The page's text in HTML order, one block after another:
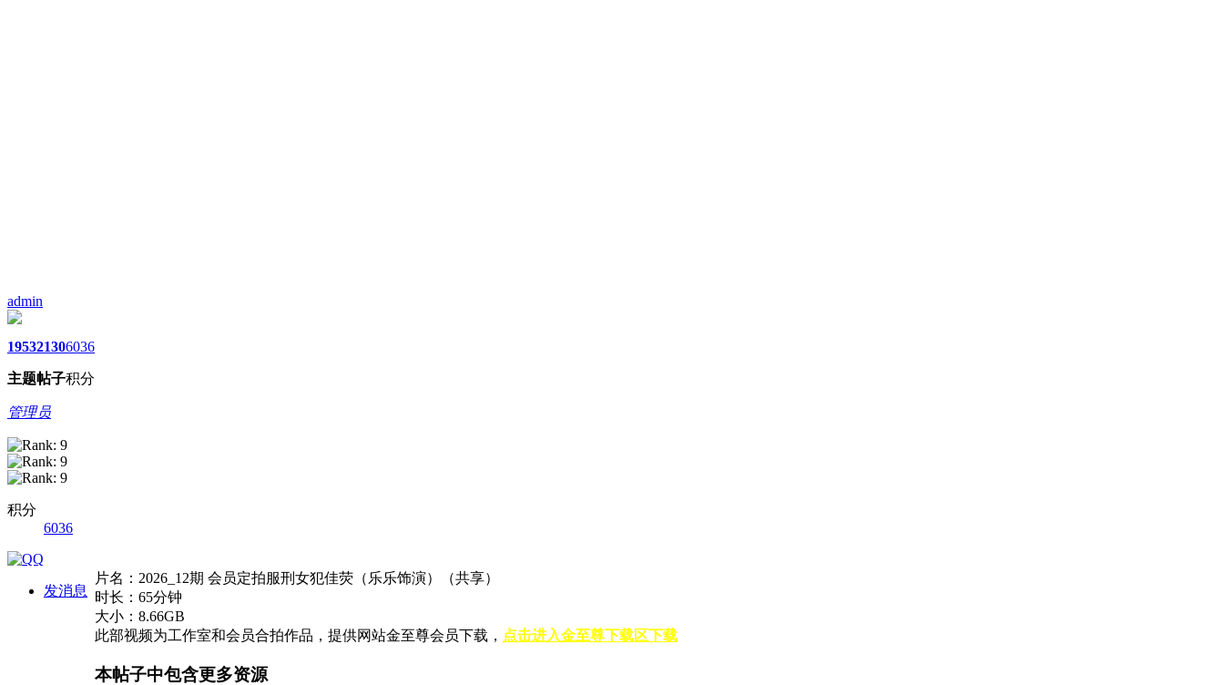
admin
1953
主题
2130
帖子
6036
积分
管理员
积分
6036
发消息
片名：2026_12期 会员定拍服刑女犯佳荧（乐乐饰演）（共享）
时长：65分钟
大小：8.66GB
此部视频为工作室和会员合拍作品，提供网站金至尊会员下载， 点击进入金至尊下载区下载
本帖子中包含更多资源